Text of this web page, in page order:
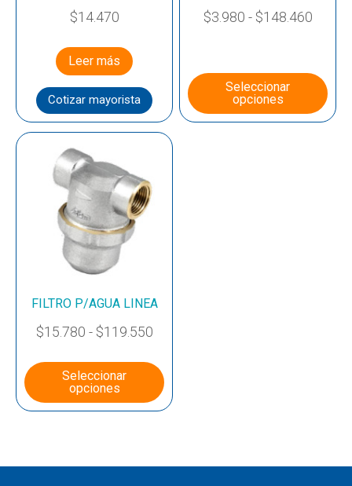
$14.470
Leer más
Cotizar mayorista
$3.980 - $148.460
Seleccionar
opciones
FILTRO P/AGUA LINEA
$15.780 - $119.550
Seleccionar
opciones